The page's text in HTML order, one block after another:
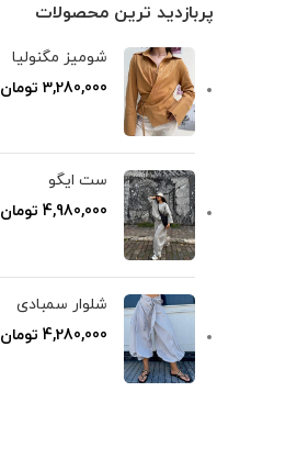
پربازدید ترین محصولات
شومیز مگنولیا
3,280,000 تومان
ست ایگو
4,980,000 تومان
شلوار سمبادی
4,280,000 تومان